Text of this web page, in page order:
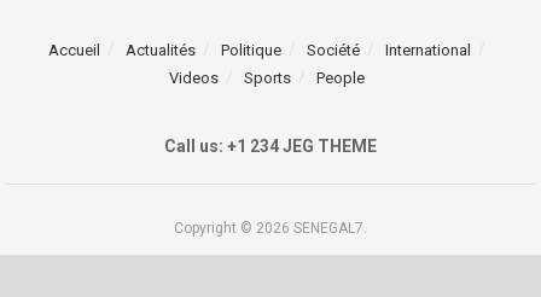
Accueil Actualités Politique Société
International
Videos
Sports People
Call us: +1 234 JEG THEME
Copyright © 2026 SENEGAL7.